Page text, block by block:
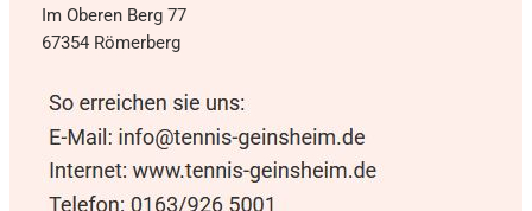
Im Oberen Berg 77
67354 Römerberg